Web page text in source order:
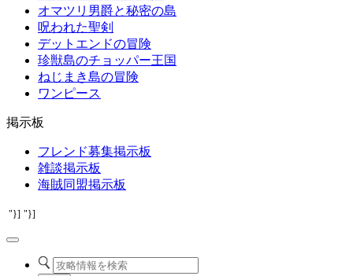
オマツリ男爵と秘密の島
呪われた聖剣
デットエンドの冒険
珍獣島のチョッパー王国
ねじまき島の冒険
ワンピース
掲示板
フレンド募集掲示板
雑談掲示板
海賊同盟掲示板
"}] "}]